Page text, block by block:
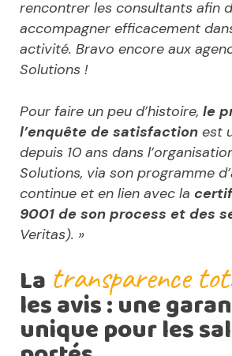
rencontrer les consultants afin
accompagner efficacement
activité. Bravo encore aux
Solutions !
Pour faire un peu d’histoire, le
l’enquête de satisfaction est
depuis 10 ans dans
Solutions, via son programme
continue et en lien avec la
9001 de son process et des
Veritas). »
La transparence
les avis : une
unique pour les